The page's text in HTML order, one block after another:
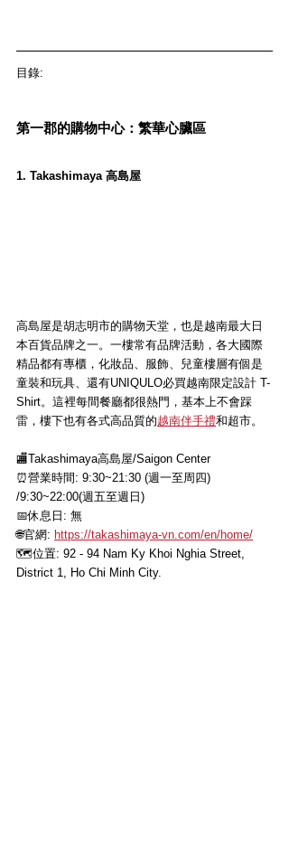
目錄:
第一郡的購物中心：繁華心臟區
1. Takashimaya 高島屋
高島屋是胡志明市的購物天堂，也是越南最大日
本百貨品牌之一。一樓常有品牌活動，各大國際
精品都有專櫃，化妝品、服飾、兒童樓層有個是
童裝和玩具、還有UNIQULO必買越南限定設計 T-
Shirt。這裡每間餐廳都很熱門，基本上不會踩
雷，樓下也有各式高品質的越南伴手禮和超市。
🏬Takashimaya高島屋/Saigon Center
⏰營業時間: 9:30~21:30 (週一至周四)
/9:30~22:00(週五至週日)
📅休息日: 無
🌐官網: https://takashimaya-vn.com/en/home/
🗺位置: 92 - 94 Nam Ky Khoi Nghia Street,
District 1, Ho Chi Minh City.